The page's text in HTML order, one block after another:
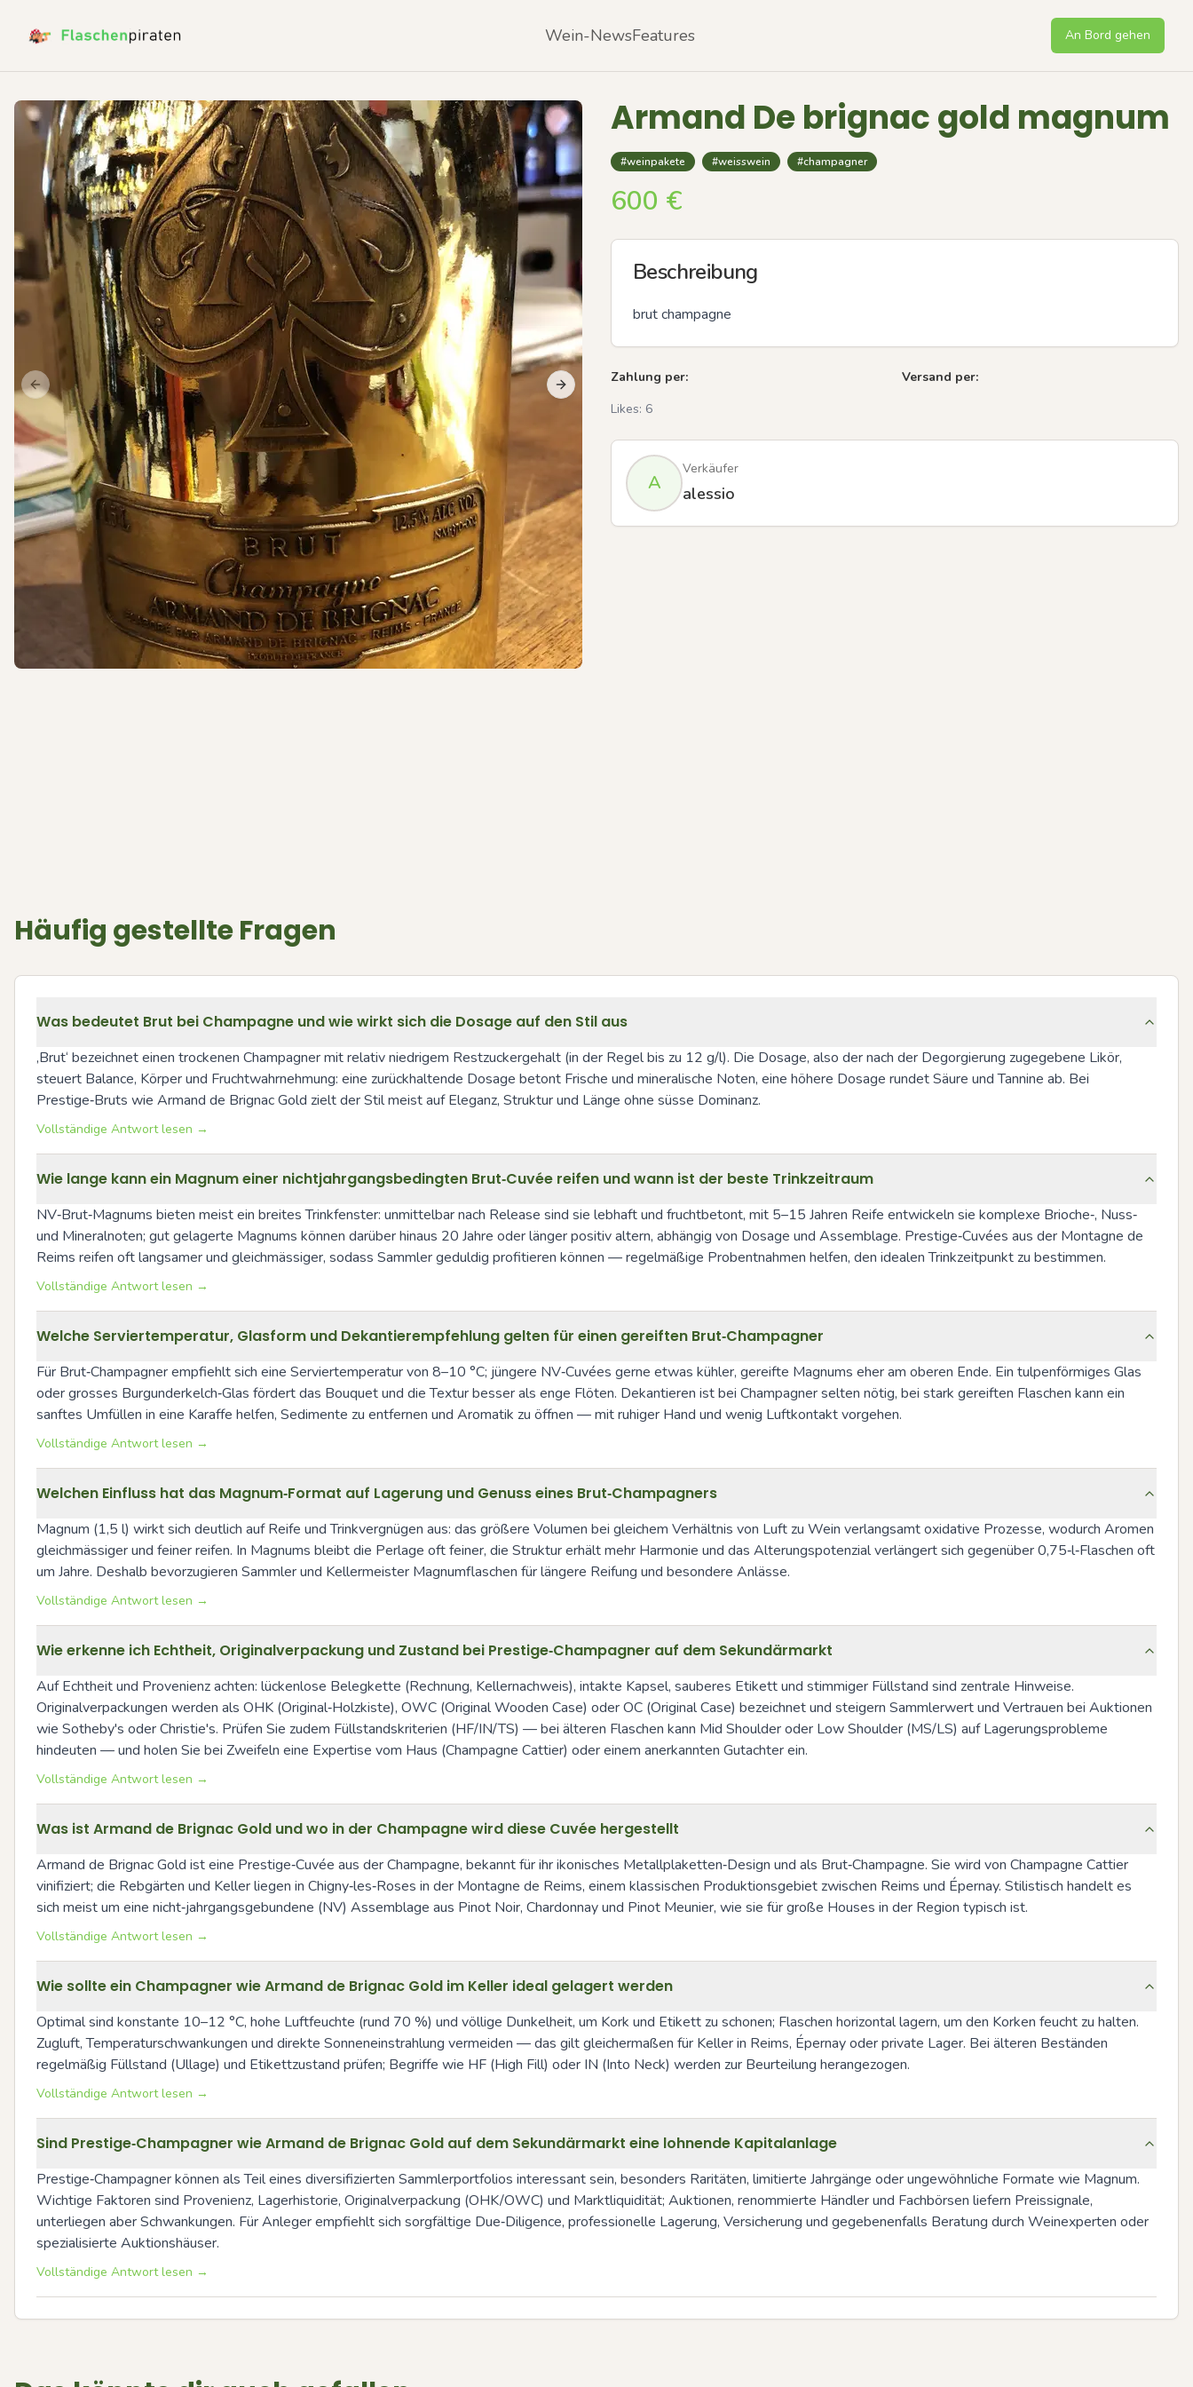
Wein-NewsFeatures An Bord gehen
Previous slide Next slide
Armand De brignac gold magnum
#weinpakete #weisswein #champagner
600 €
Beschreibung
brut champagne
Zahlung per:
Versand per:
Likes: 6
A
Verkäufer
alessio
Häufig gestellte Fragen
Was bedeutet Brut bei Champagne und wie wirkt sich die Dosage auf den Stil aus
‚Brut‘ bezeichnet einen trockenen Champagner mit relativ niedrigem Restzuckergehalt (in der Regel bis zu 12 g/l). Die Dosage, also der nach der Degorgierung zugegebene Likör,
steuert Balance, Körper und Fruchtwahrnehmung: eine zurückhaltende Dosage betont Frische und mineralische Noten, eine höhere Dosage rundet Säure und Tannine ab. Bei
Prestige‑Bruts wie Armand de Brignac Gold zielt der Stil meist auf Eleganz, Struktur und Länge ohne süsse Dominanz.
Vollständige Antwort lesen →
Wie lange kann ein Magnum einer nichtjahrgangsbedingten Brut‑Cuvée reifen und wann ist der beste Trinkzeitraum
NV‑Brut‑Magnums bieten meist ein breites Trinkfenster: unmittelbar nach Release sind sie lebhaft und fruchtbetont, mit 5–15 Jahren Reife entwickeln sie komplexe Brioche‑, Nuss‑
und Mineralnoten; gut gelagerte Magnums können darüber hinaus 20 Jahre oder länger positiv altern, abhängig von Dosage und Assemblage. Prestige‑Cuvées aus der Montagne de
Reims reifen oft langsamer und gleichmässiger, sodass Sammler geduldig profitieren können — regelmäßige Probentnahmen helfen, den idealen Trinkzeitpunkt zu bestimmen.
Vollständige Antwort lesen →
Welche Serviertemperatur, Glasform und Dekantierempfehlung gelten für einen gereiften Brut‑Champagner
Für Brut‑Champagner empfiehlt sich eine Serviertemperatur von 8–10 °C; jüngere NV‑Cuvées gerne etwas kühler, gereifte Magnums eher am oberen Ende. Ein tulpenförmiges Glas
oder grosses Burgunderkelch‑Glas fördert das Bouquet und die Textur besser als enge Flöten. Dekantieren ist bei Champagner selten nötig, bei stark gereiften Flaschen kann ein
sanftes Umfüllen in eine Karaffe helfen, Sedimente zu entfernen und Aromatik zu öffnen — mit ruhiger Hand und wenig Luftkontakt vorgehen.
Vollständige Antwort lesen →
Welchen Einfluss hat das Magnum‑Format auf Lagerung und Genuss eines Brut‑Champagners
Magnum (1,5 l) wirkt sich deutlich auf Reife und Trinkvergnügen aus: das größere Volumen bei gleichem Verhältnis von Luft zu Wein verlangsamt oxidative Prozesse, wodurch Aromen
gleichmässiger und feiner reifen. In Magnums bleibt die Perlage oft feiner, die Struktur erhält mehr Harmonie und das Alterungspotenzial verlängert sich gegenüber 0,75‑l‑Flaschen oft
um Jahre. Deshalb bevorzugieren Sammler und Kellermeister Magnumflaschen für längere Reifung und besondere Anlässe.
Vollständige Antwort lesen →
Wie erkenne ich Echtheit, Originalverpackung und Zustand bei Prestige‑Champagner auf dem Sekundärmarkt
Auf Echtheit und Provenienz achten: lückenlose Belegkette (Rechnung, Kellernachweis), intakte Kapsel, sauberes Etikett und stimmiger Füllstand sind zentrale Hinweise.
Originalverpackungen werden als OHK (Original‑Holzkiste), OWC (Original Wooden Case) oder OC (Original Case) bezeichnet und steigern Sammlerwert und Vertrauen bei Auktionen
wie Sotheby's oder Christie's. Prüfen Sie zudem Füllstandskriterien (HF/IN/TS) — bei älteren Flaschen kann Mid Shoulder oder Low Shoulder (MS/LS) auf Lagerungsprobleme
hindeuten — und holen Sie bei Zweifeln eine Expertise vom Haus (Champagne Cattier) oder einem anerkannten Gutachter ein.
Vollständige Antwort lesen →
Was ist Armand de Brignac Gold und wo in der Champagne wird diese Cuvée hergestellt
Armand de Brignac Gold ist eine Prestige‑Cuvée aus der Champagne, bekannt für ihr ikonisches Metallplaketten‑Design und als Brut‑Champagne. Sie wird von Champagne Cattier
vinifiziert; die Rebgärten und Keller liegen in Chigny‑les‑Roses in der Montagne de Reims, einem klassischen Produktionsgebiet zwischen Reims und Épernay. Stilistisch handelt es
sich meist um eine nicht‑jahrgangsgebundene (NV) Assemblage aus Pinot Noir, Chardonnay und Pinot Meunier, wie sie für große Houses in der Region typisch ist.
Vollständige Antwort lesen →
Wie sollte ein Champagner wie Armand de Brignac Gold im Keller ideal gelagert werden
Optimal sind konstante 10–12 °C, hohe Luftfeuchte (rund 70 %) und völlige Dunkelheit, um Kork und Etikett zu schonen; Flaschen horizontal lagern, um den Korken feucht zu halten.
Zugluft, Temperaturschwankungen und direkte Sonneneinstrahlung vermeiden — das gilt gleichermaßen für Keller in Reims, Épernay oder private Lager. Bei älteren Beständen
regelmäßig Füllstand (Ullage) und Etikettzustand prüfen; Begriffe wie HF (High Fill) oder IN (Into Neck) werden zur Beurteilung herangezogen.
Vollständige Antwort lesen →
Sind Prestige‑Champagner wie Armand de Brignac Gold auf dem Sekundärmarkt eine lohnende Kapitalanlage
Prestige‑Champagner können als Teil eines diversifizierten Sammlerportfolios interessant sein, besonders Raritäten, limitierte Jahrgänge oder ungewöhnliche Formate wie Magnum.
Wichtige Faktoren sind Provenienz, Lagerhistorie, Originalverpackung (OHK/OWC) und Marktliquidität; Auktionen, renommierte Händler und Fachbörsen liefern Preissignale,
unterliegen aber Schwankungen. Für Anleger empfiehlt sich sorgfältige Due‑Diligence, professionelle Lagerung, Versicherung und gegebenenfalls Beratung durch Weinexperten oder
spezialisierte Auktionshäuser.
Vollständige Antwort lesen →